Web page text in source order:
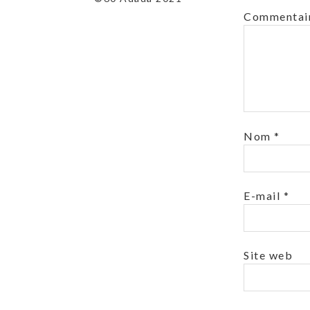
Nom *
E-mail *
Site web